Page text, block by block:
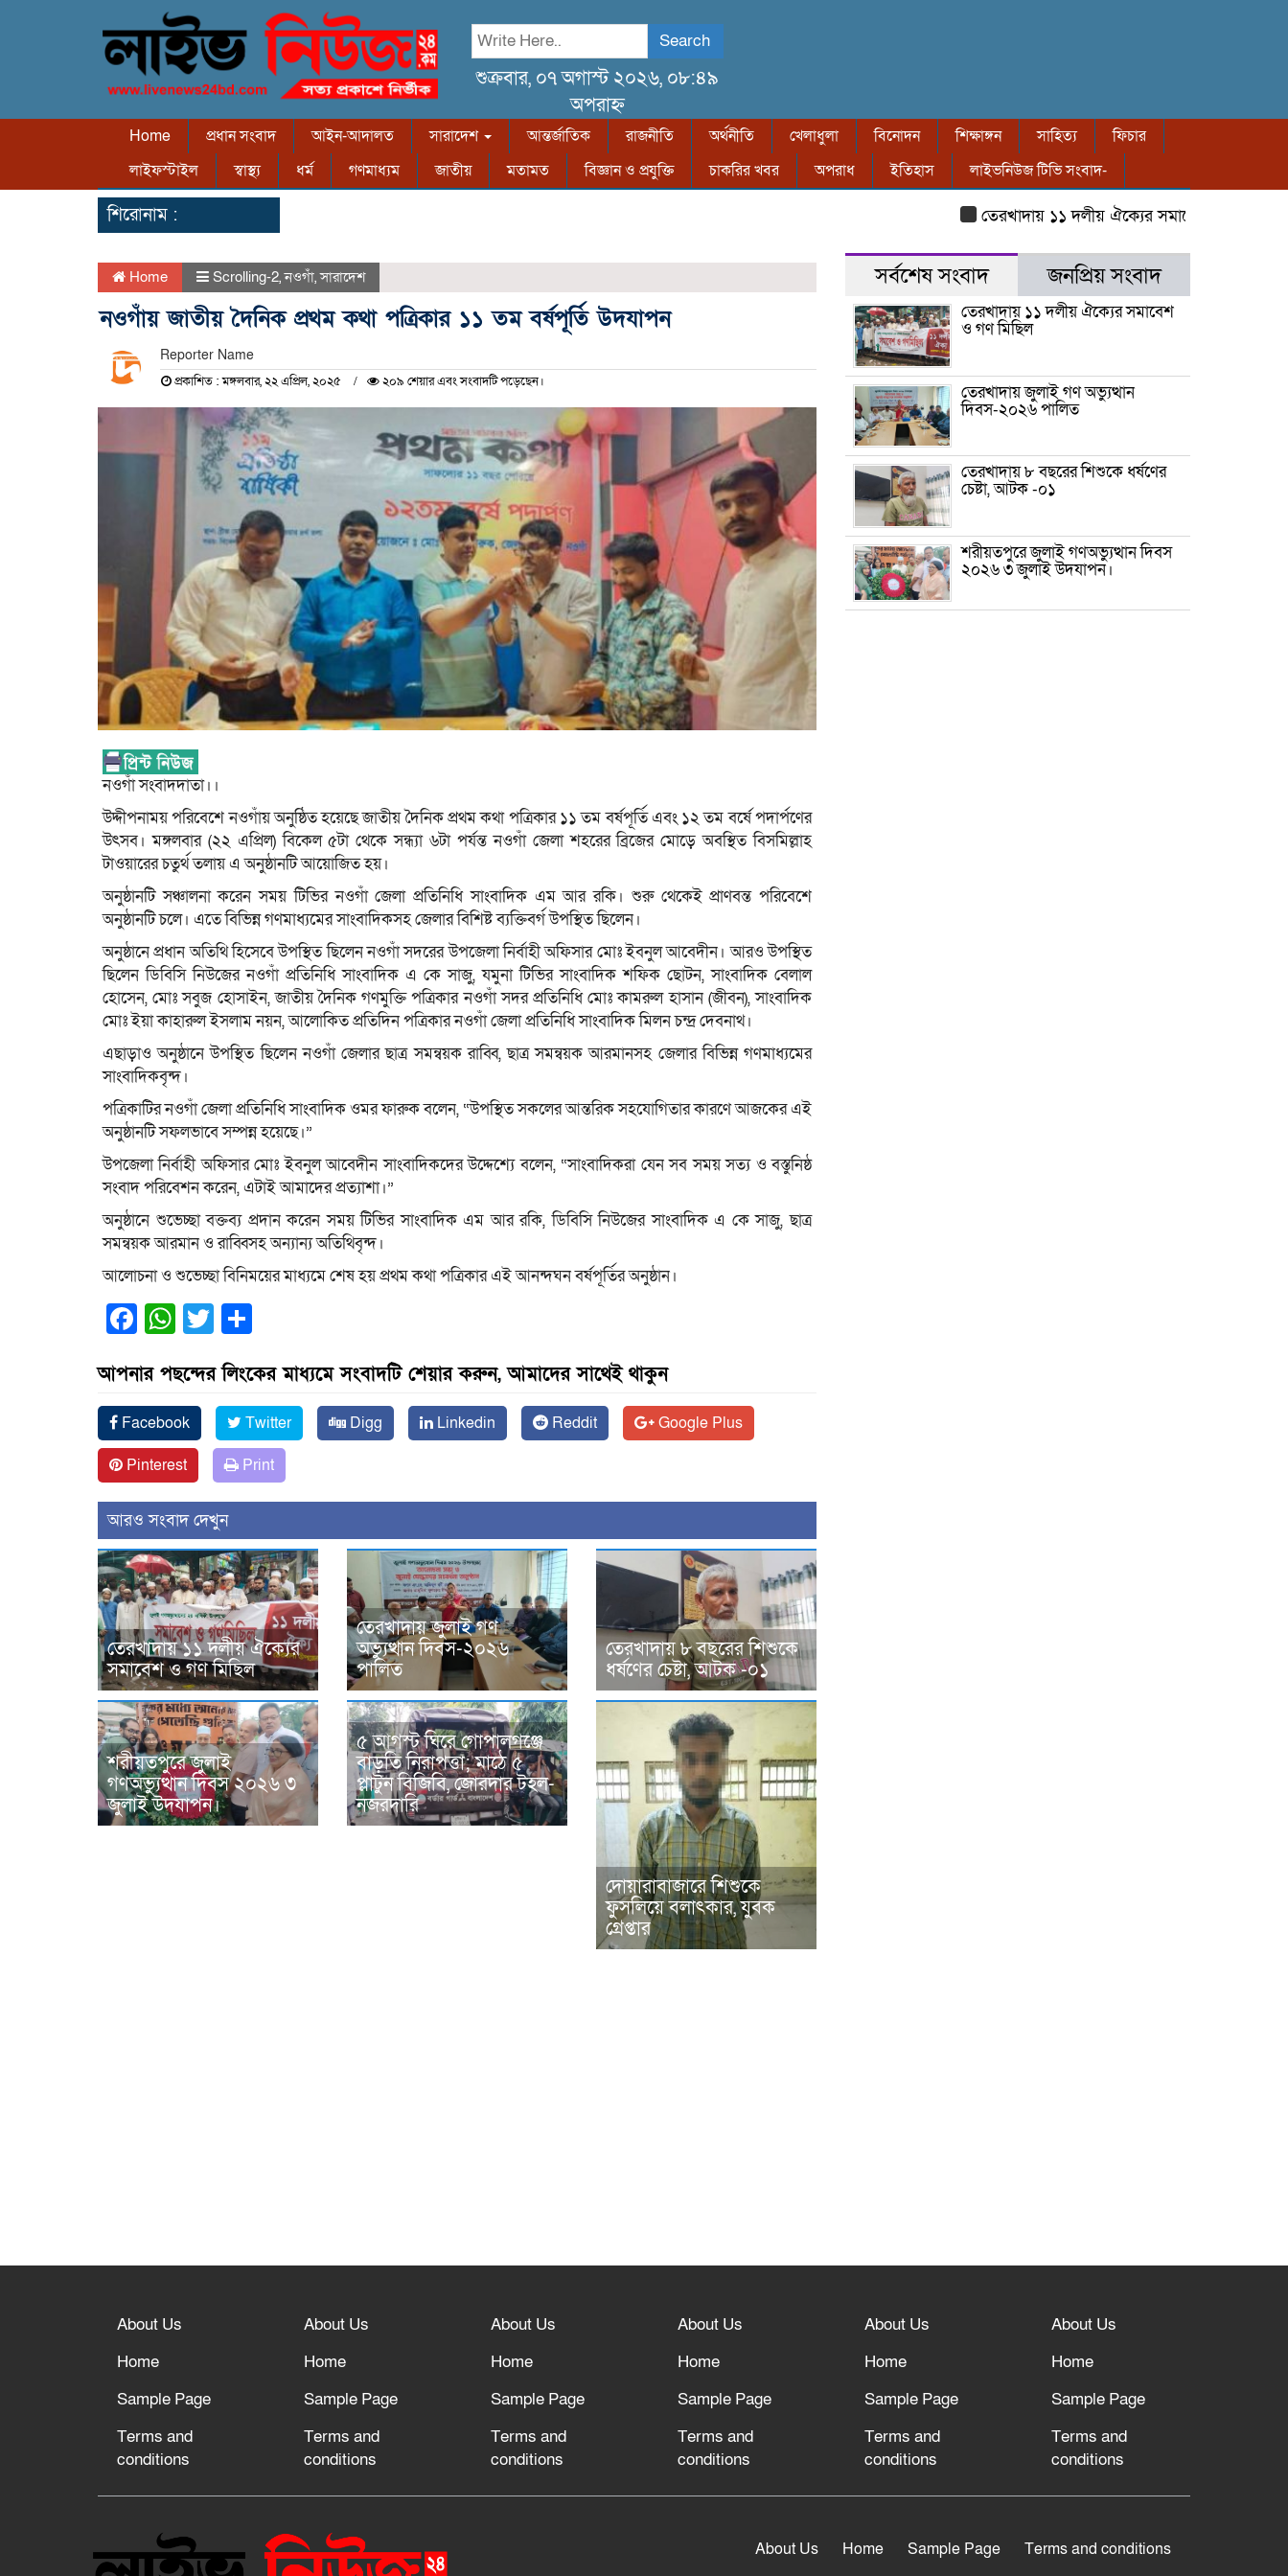
Search
শুক্রবার, ০৭ অগাস্ট ২০২৬, ০৮:৪৯
অপরাহ্ন
Home প্রধান সংবাদ আইন-আদালত সারাদেশ আন্তর্জাতিক রাজনীতি অর্থনীতি খেলাধুলা বিনোদন শিক্ষাঙ্গন সাহিত্য
ফিচার
লাইফস্টাইল
স্বাস্থ্য ধর্ম গণমাধ্যম জাতীয় মতামত বিজ্ঞান ও প্রযুক্তি চাকরির খবর অপরাধ ইতিহাস লাইভনিউজ টিভি সংবাদ-
শিরোনাম : তেরখাদায় ১১ দলীয় ঐক্যের সমাবেশ ও গণ মিছিল
Home Scrolling-2,নওগাঁ,সারাদেশ
নওগাঁয় জাতীয় দৈনিক প্রথম কথা পত্রিকার ১১ তম বর্ষপূর্তি উদযাপন
Reporter Name
প্রকাশিত : মঙ্গলবার, ২২ এপ্রিল, ২০২৫ ২০৯ শেয়ার এবং সংবাদটি পড়েছেন।
নওগাঁ সংবাদদাতা।।
উদ্দীপনাময় পরিবেশে নওগাঁয় অনুষ্ঠিত হয়েছে জাতীয় দৈনিক প্রথম কথা পত্রিকার ১১ তম বর্ষপূর্তি এবং ১২ তম বর্ষে পদার্পণের
উৎসব। মঙ্গলবার (২২ এপ্রিল) বিকেল ৫টা থেকে সন্ধ্যা ৬টা পর্যন্ত নওগাঁ জেলা শহরের ব্রিজের মোড়ে অবস্থিত বিসমিল্লাহ
টাওয়ারের চতুর্থ তলায় এ অনুষ্ঠানটি আয়োজিত হয়।
অনুষ্ঠানটি সঞ্চালনা করেন সময় টিভির নওগাঁ জেলা প্রতিনিধি সাংবাদিক এম আর রকি। শুরু থেকেই প্রাণবন্ত পরিবেশে
অনুষ্ঠানটি চলে। এতে বিভিন্ন গণমাধ্যমের সাংবাদিকসহ জেলার বিশিষ্ট ব্যক্তিবর্গ উপস্থিত ছিলেন।
অনুষ্ঠানে প্রধান অতিথি হিসেবে উপস্থিত ছিলেন নওগাঁ সদরের উপজেলা নির্বাহী অফিসার মোঃ ইবনুল আবেদীন। আরও উপস্থিত
ছিলেন ডিবিসি নিউজের নওগাঁ প্রতিনিধি সাংবাদিক এ কে সাজু, যমুনা টিভির সাংবাদিক শফিক ছোটন, সাংবাদিক বেলাল
হোসেন, মোঃ সবুজ হোসাইন, জাতীয় দৈনিক গণমুক্তি পত্রিকার নওগাঁ সদর প্রতিনিধি মোঃ কামরুল হাসান (জীবন), সাংবাদিক
মোঃ ইয়া কাহারুল ইসলাম নয়ন, আলোকিত প্রতিদিন পত্রিকার নওগাঁ জেলা প্রতিনিধি সাংবাদিক মিলন চন্দ্র দেবনাথ।
এছাড়াও অনুষ্ঠানে উপস্থিত ছিলেন নওগাঁ জেলার ছাত্র সমন্বয়ক রাব্বি, ছাত্র সমন্বয়ক আরমানসহ জেলার বিভিন্ন গণমাধ্যমের
সাংবাদিকবৃন্দ।
পত্রিকাটির নওগাঁ জেলা প্রতিনিধি সাংবাদিক ওমর ফারুক বলেন, “উপস্থিত সকলের আন্তরিক সহযোগিতার কারণে আজকের এই
অনুষ্ঠানটি সফলভাবে সম্পন্ন হয়েছে।”
উপজেলা নির্বাহী অফিসার মোঃ ইবনুল আবেদীন সাংবাদিকদের উদ্দেশ্যে বলেন, “সাংবাদিকরা যেন সব সময় সত্য ও বস্তুনিষ্ঠ
সংবাদ পরিবেশন করেন, এটাই আমাদের প্রত্যাশা।”
অনুষ্ঠানে শুভেচ্ছা বক্তব্য প্রদান করেন সময় টিভির সাংবাদিক এম আর রকি, ডিবিসি নিউজের সাংবাদিক এ কে সাজু, ছাত্র
সমন্বয়ক আরমান ও রাব্বিসহ অন্যান্য অতিথিবৃন্দ।
আলোচনা ও শুভেচ্ছা বিনিময়ের মাধ্যমে শেষ হয় প্রথম কথা পত্রিকার এই আনন্দঘন বর্ষপূর্তির অনুষ্ঠান।
Facebook
WhatsApp
Twitter
আপনার পছন্দের লিংকের মাধ্যমে সংবাদটি শেয়ার করুন, আমাদের সাথেই থাকুন
Facebook Twitter Digg Linkedin Reddit
Google Plus
Pinterest
Print
আরও সংবাদ দেখুন
তেরখাদায় ১১ দলীয় ঐক্যের
সমাবেশ ও গণ মিছিল
তেরখাদায় জুলাই গণ
অভ্যুত্থান দিবস-২০২৬
পালিত
তেরখাদায় ৮ বছরের শিশুকে
ধর্ষণের চেষ্টা, আটক -০১
শরীয়তপুরে জুলাই
গণঅভ্যুত্থান দিবস ২০২৬ ৩
জুলাই উদযাপন।
৫ আগস্ট ঘিরে গোপালগঞ্জে
বাড়তি নিরাপত্তা; মাঠে ৫
প্লাটুন বিজিবি, জোরদার টহল-
নজরদারি
দোয়ারাবাজারে শিশুকে
ফুসলিয়ে বলাৎকার, যুবক
গ্রেপ্তার
সর্বশেষ সংবাদ জনপ্রিয় সংবাদ
তেরখাদায় ১১ দলীয় ঐক্যের সমাবেশ
ও গণ মিছিল
তেরখাদায় জুলাই গণ অভ্যুত্থান
দিবস-২০২৬ পালিত
তেরখাদায় ৮ বছরের শিশুকে ধর্ষণের
চেষ্টা, আটক -০১
শরীয়তপুরে জুলাই গণঅভ্যুত্থান দিবস
২০২৬ ৩ জুলাই উদযাপন।
About Us
Home
Sample Page
Terms and
conditions
About Us
Home
Sample Page
Terms and
conditions
About Us
Home
Sample Page
Terms and
conditions
About Us
Home
Sample Page
Terms and
conditions
About Us
Home
Sample Page
Terms and
conditions
About Us
Home
Sample Page
Terms and
conditions
About Us Home Sample Page Terms and conditions